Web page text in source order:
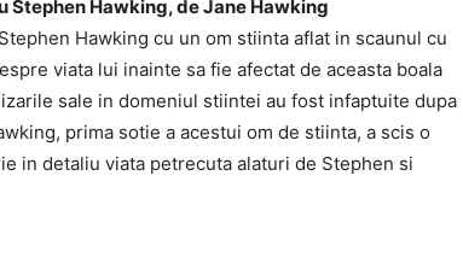
Stephen Hawking, de Jane Hawking
Hawking cu un om stiinta aflat in scaunul cu
viata lui inainte sa fie afectat de aceasta boala
sale in domeniul stiintei au fost infaptuite dupa
prima sotie a acestui om de stiinta, a scis o
in detaliu viata petrecuta alaturi de Stephen si